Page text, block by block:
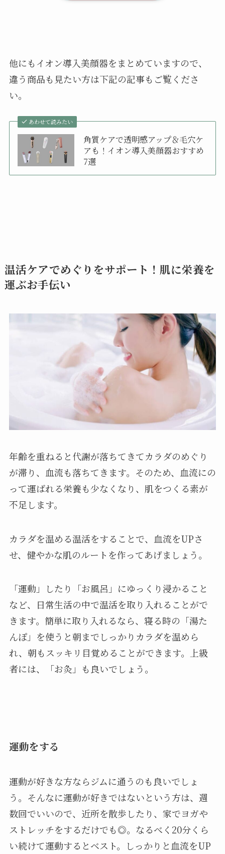
他にもイオン導入美顔器をまとめていますので、
違う商品も見たい方は下記の記事もご覧くださ
い。
あわせて読みたい
角質ケアで透明感アップ＆毛穴ケ
アも！イオン導入美顔器おすすめ
7選
温活ケアでめぐりをサポート！肌に栄養を
運ぶお手伝い
年齢を重ねると代謝が落ちてきてカラダのめぐり
が滞り、血流も落ちてきます。そのため、血流にの
って運ばれる栄養も少なくなり、肌をつくる素が
不足します。
カラダを温める温活をすることで、血流をUPさ
せ、健やかな肌のルートを作ってあげましょう。
「運動」したり「お風呂」にゆっくり浸かること
など、日常生活の中で温活を取り入れることがで
きます。簡単に取り入れるなら、寝る時の「湯た
んぽ」を使うと朝までしっかりカラダを温めら
れ、朝もスッキリ目覚めることができます。上級
者には、「お灸」も良いでしょう。
運動をする
運動が好きな方ならジムに通うのも良いでしょ
う。そんなに運動が好きではないという方は、週
数回でいいので、近所を散歩したり、家でヨガや
ストレッチをするだけでも◎。なるべく20分くら
い続けて運動するとベスト。しっかりと血流をUP